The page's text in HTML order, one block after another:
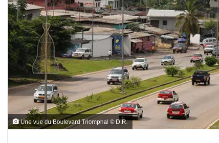
Une vue du Boulevard Triomphal © D.R.